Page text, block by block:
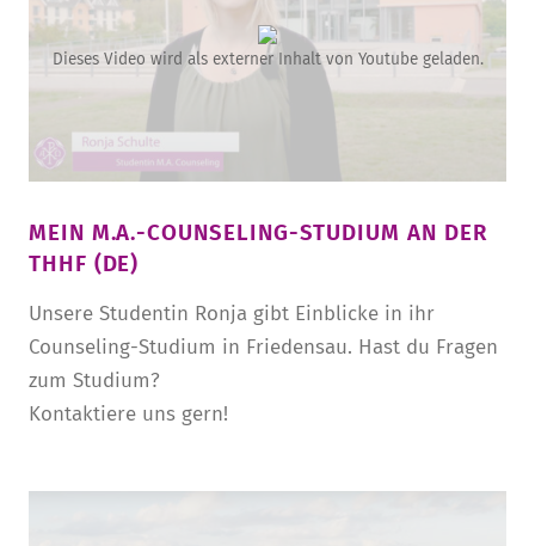
Dieses Video wird als externer Inhalt von Youtube geladen.
MEIN M.A.-COUNSELING-STUDIUM AN DER
THHF (DE)
Unsere Studentin Ronja gibt Einblicke in ihr
Counseling-Studium in Friedensau. Hast du Fragen
zum Studium?
Kontaktiere uns gern!